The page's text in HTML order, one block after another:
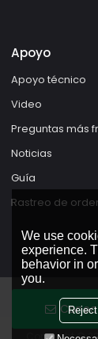
Apoyo
Apoyo técnico
Video
Preguntas más
Noticias
Guía
Rastreo de
We use
experience.
behavior in
you.
Reject